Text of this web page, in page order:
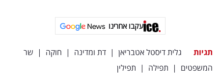
עקבו אחרינו
תגיות גלית דיסטל אטבריאן | דת ומדינה | חוקה | שר
המשפטים | תפילה | תפילין